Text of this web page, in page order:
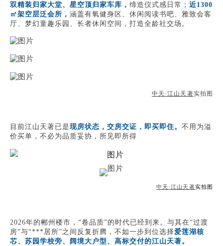
双精装归家大堂、星空顶归家车库， 缔造仪式感日常； 近1300
㎡架空层泛会所， 涵盖有氧健身区、休闲阅读书吧、雅致会客
厅、梦幻童趣乐园、长者休闲空间，打造全龄社交场。
中天·江山天著实拍图
目前江山天著已是现房状态，交房交证，即买即住。 不用为溢
价买单，不必为品质妥协，所见即所得
中天·江山天著实拍图
2026年的郴州楼市，“卷品质”的时代已经到来。与其在“过渡
房”与“***居所”之间反复折腾，不如一步到位选择爱莲湖核
芯、苏园学校旁、阔境大户型、高标交付的江山天著。